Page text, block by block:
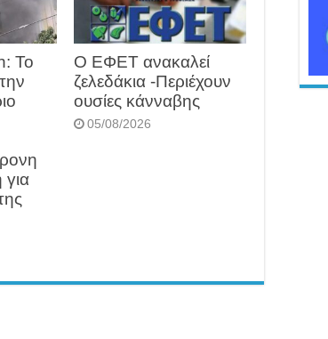
Το
O ΕΦΕΤ ανακαλεί
ζελεδάκια -Περιέχουν
ουσίες κάνναβης
05/08/2026